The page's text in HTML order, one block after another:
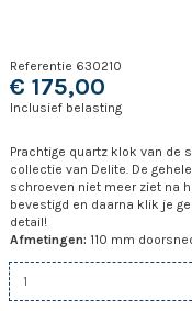
Referentie 630210
€ 175,00
Inclusief belasting
Prachtige quartz klok van de
collectie van Delite. De
schroeven niet meer ziet na
bevestigd en daarna klik je
detail!
Afmetingen: 110 mm